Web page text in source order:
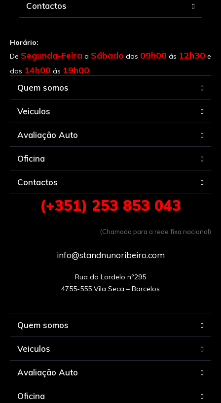
Contactos
Horário:
De Segunda-Feira a Sábado das 09h00 ás 12h30 e
das 14h00 ás 19h00
Quem somos
Veiculos
Avaliação Auto
Oficina
Contactos
(+351) 253 853 043
(Chamada para a rede fixa nacional)
info@standnunoribeiro.com
Rua do Lordelo nº295
Quem somos
Veiculos
Avaliação Auto
Oficina